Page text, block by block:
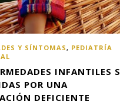
Y SÍNTOMAS, PEDIATRÍA
INFANTILES
POR UNA
DEFICIENTE